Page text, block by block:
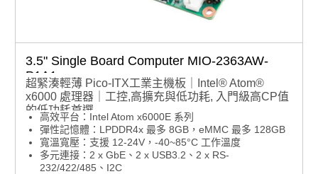
3.5" Single Board Computer MIO-2363AW-
P1A1
超緊湊輕薄 Pico-ITX工業主機板｜Intel® Atom®
x6000 處理器｜工控,高擴充與低功耗, 入門級高CP值
的低功耗首選
高效平台：Intel Atom x6000E 系列
彈性記憶體：LPDDR4x 最多 8GB，eMMC 最多 128GB
寬溫寬壓：支援 12-24V，-40~85°C 工作溫度
多元連接：2 x GbE、2 x USB3.2、2 x RS-
232/422/485、I2C